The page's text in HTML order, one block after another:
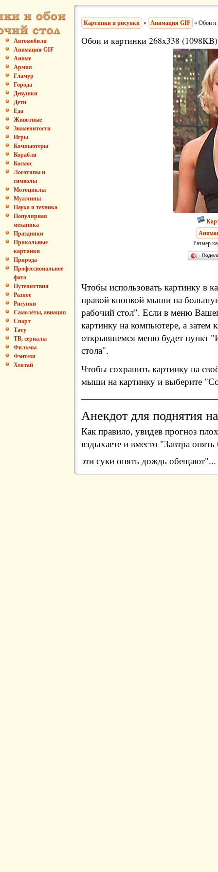
Автомобили
Анимация GIF
Аниме
Армия
Гламур
Города
Девушки
Дети
Еда
Животные
Знаменитости
Игры
Компьютеры
Корабли
Космос
Логотипы и
символы
Мотоциклы
Мужчины
Наука и техника
Популярная
механика
Праздники
Прикольные
картинки
Природа
Профессиональное
фото
Путешествия
Разное
Рисунки
Самолёты, авиация
Спорт
Тату
ТВ, сериалы
Фильмы
Фэнтези
Хентай
Картинки и рисунки » Анимация GIF » Обои и
Обои и картинки 268x338 (1098KB)
Размер
Чтобы использовать картинку в
правой кнопкой мыши на
рабочий стол". Если в меню
картинку на компьютере, а затем
открывшемся меню будет пункт
стола".
Чтобы сохранить картинку на
мыши на картинку и выберите
Анекдот для поднятия
Как правило, увидев прогноз
вздыхаете и вместо "Завтра
эти суки опять дождь обещают"...